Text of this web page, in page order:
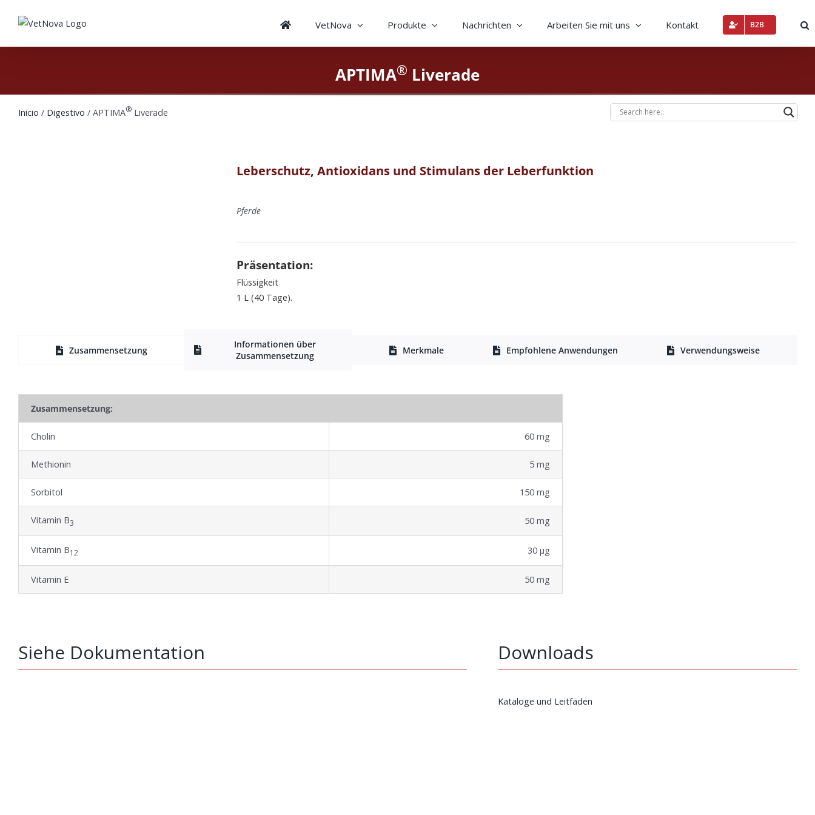
VetNova Produkte Nachrichten Arbeiten Sie mit uns Kontakt B2B
APTIMA® Liverade
Inicio / Digestivo / APTIMA® Liverade
Leberschutz, Antioxidans und Stimulans der Leberfunktion
Pferde
Präsentation:
Flüssigkeit
1 L (40 Tage).
Zusammensetzung
Informationen über
Zusammensetzung
Merkmale Empfohlene Anwendungen Verwendungsweise
Zusammensetzung:
Cholin 60 mg
Methionin 5 mg
Sorbitol 150 mg
Vitamin B3 50 mg
Vitamin B12 30 µg
Vitamin E 50 mg
Siehe Dokumentation Downloads
Kataloge und Leitfäden